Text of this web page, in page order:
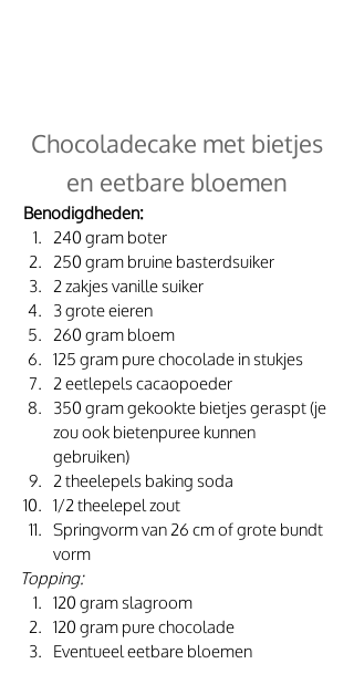
en eetbare bloemen
Benodigdheden:
240 gram boter
250 gram bruine basterdsuiker
2 zakjes vanille suiker
3 grote eieren
260 gram bloem
125 gram pure chocolade in stukjes
2 eetlepels cacaopoeder
350 gram gekookte bietjes geraspt (je
zou ook bietenpuree kunnen
gebruiken)
2 theelepels baking soda
1/2 theelepel zout
Springvorm van 26 cm of grote bundt
vorm
Topping:
120 gram slagroom
120 gram pure chocolade
Eventueel eetbare bloemen